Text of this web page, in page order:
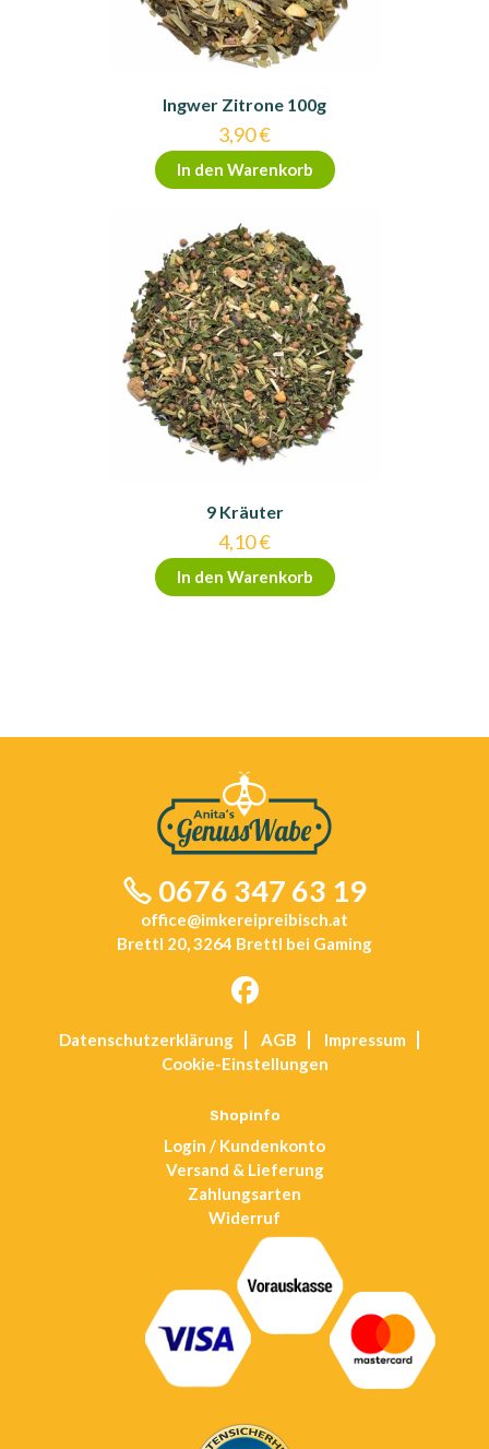
Ingwer Zitrone 100g
3,90€
In den Warenkorb
9 Kräuter
4,10€
In den Warenkorb
0676 347 63 19
office@imkereipreibisch.at
Brettl 20, 3264 Brettl bei Gaming
a
tab
Datenschutz­erklärung AGB
Impressum
Cookie-Einstellungen
Shopinfo
Login / Kundenkonto
Versand & Lieferung
Zahlungsarten
Widerruf